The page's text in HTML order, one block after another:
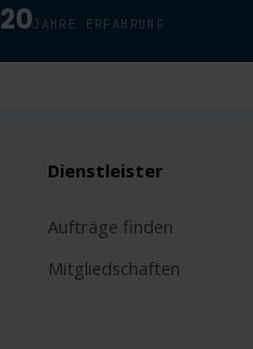
20JAHRE ERFAHRUNG
Dienstleister
Aufträge finden
Mitgliedschaften